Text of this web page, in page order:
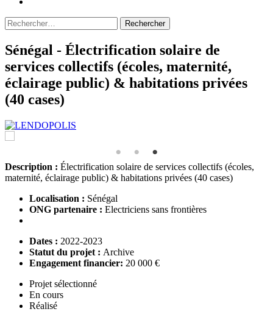
Rechercher :
Sénégal - Électrification solaire de
services collectifs (écoles, maternité,
éclairage public) & habitations privées
(40 cases)
Description : Électrification solaire de services collectifs (écoles,
maternité, éclairage public) & habitations privées (40 cases)
Localisation : Sénégal
ONG partenaire : Electriciens sans frontières
Dates : 2022-2023
Statut du projet : Archive
Engagement financier: 20 000 €
Projet sélectionné
En cours
Réalisé